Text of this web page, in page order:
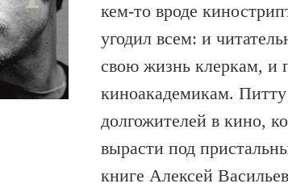
кем‑то вроде
угодил всем: и
свою жизнь клеркам,
киноакадемикам. Питту
долгожителей в кино,
вырасти под
книге Алексей